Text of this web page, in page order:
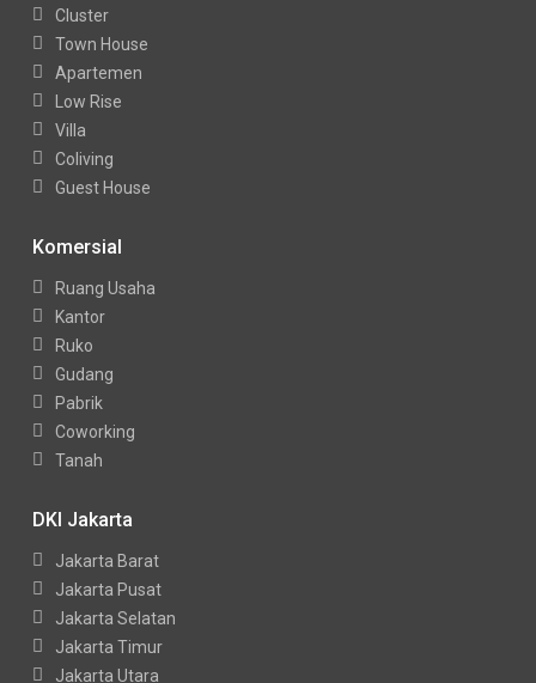
Cluster
Town House
Apartemen
Low Rise
Villa
Coliving
Guest House
Komersial
Ruang Usaha
Kantor
Ruko
Gudang
Pabrik
Coworking
Tanah
DKI Jakarta
Jakarta Barat
Jakarta Pusat
Jakarta Selatan
Jakarta Timur
Jakarta Utara